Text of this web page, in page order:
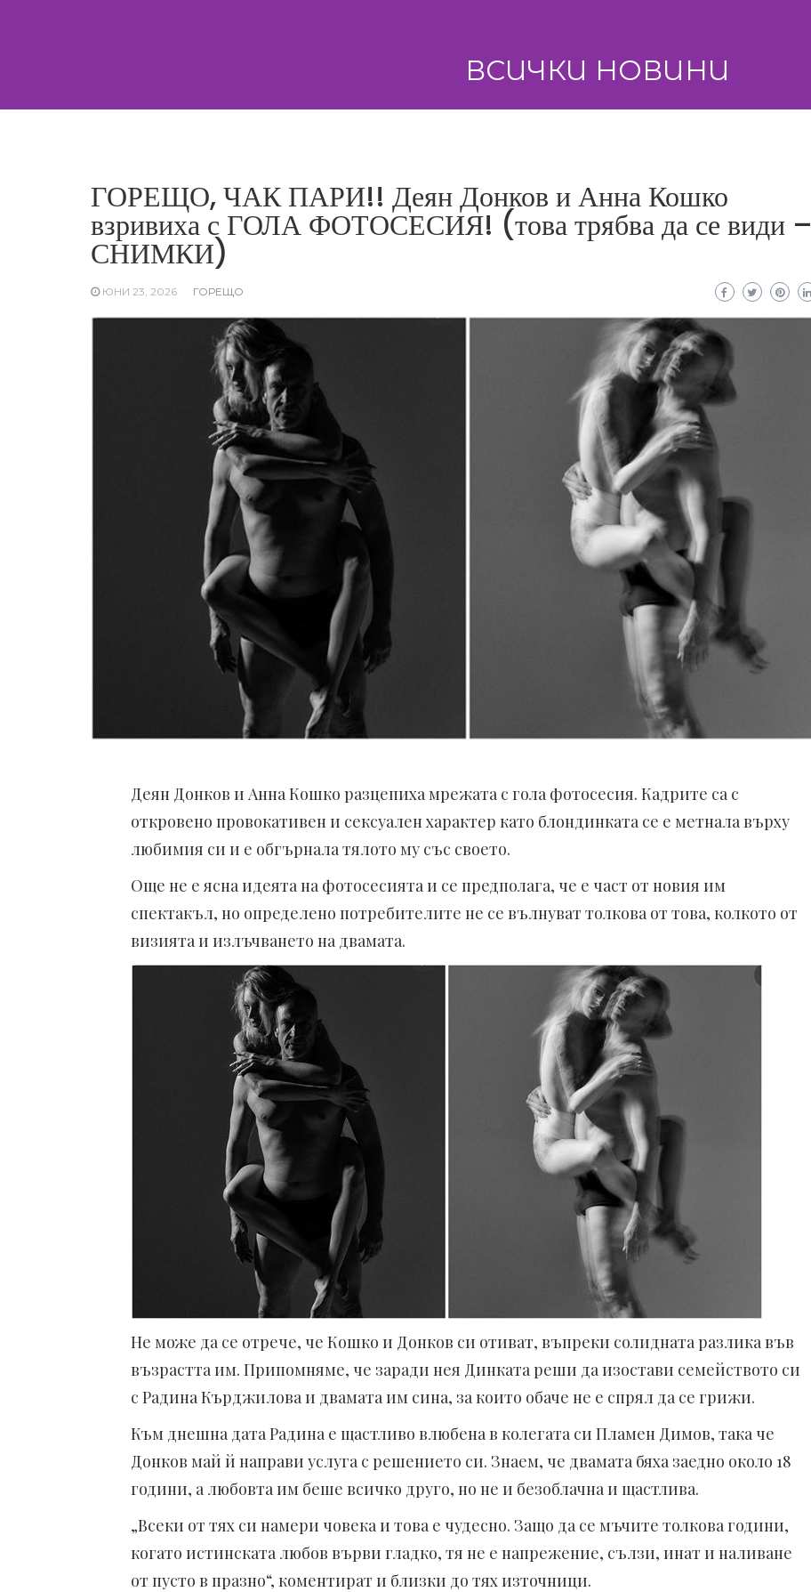
ВСИЧКИ НОВИНИ
ГОРЕЩО, ЧАК ПАРИ!! Деян Донков и Анна Кошко
взривиха с ГОЛА ФОТОСЕСИЯ! (това трябва да се види –
СНИМКИ)
ЮНИ 23, 2026 ГОРЕЩО
Деян Донков и Анна Кошко разцепиха мрежата с гола фотосесия. Кадрите са с
откровено провокативен и сексуален характер като блондинката се е метнала върху
любимия си и е обгърнала тялото му със своето.
Още не е ясна идеята на фотосесията и се предполага, че е част от новия им
спектакъл, но определено потребителите не се вълнуват толкова от това, колкото от
визията и излъчването на двамата.
Не може да се отрече, че Кошко и Донков си отиват, въпреки солидната разлика във
възрастта им. Припомняме, че заради нея Динката реши да изостави семейството си
с Радина Кърджилова и двамата им сина, за които обаче не е спрял да се грижи.
Към днешна дата Радина е щастливо влюбена в колегата си Пламен Димов, така че
Донков май й направи услуга с решението си. Знаем, че двамата бяха заедно около 18
години, а любовта им беше всичко друго, но не и безоблачна и щастлива.
„Всеки от тях си намери човека и това е чудесно. Защо да се мъчите толкова години,
когато истинската любов върви гладко, тя не е напрежение, сълзи, инат и наливане
от пусто в празно“, коментират и близки до тях източници.